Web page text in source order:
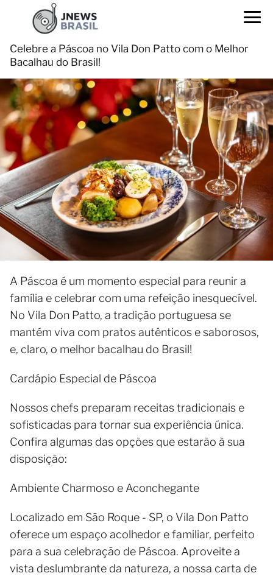
Celebre a Páscoa no Vila Don Patto com o Melhor
Bacalhau do Brasil!
A Páscoa é um momento especial para reunir a
família e celebrar com uma refeição inesquecível.
No Vila Don Patto, a tradição portuguesa se
mantém viva com pratos autênticos e saborosos,
e, claro, o melhor bacalhau do Brasil!
Cardápio Especial de Páscoa
Nossos chefs preparam receitas tradicionais e
sofisticadas para tornar sua experiência única.
Confira algumas das opções que estarão à sua
disposição:
Ambiente Charmoso e Aconchegante
Localizado em São Roque - SP, o Vila Don Patto
oferece um espaço acolhedor e familiar, perfeito
para a sua celebração de Páscoa. Aproveite a
vista deslumbrante da natureza, a nossa carta de